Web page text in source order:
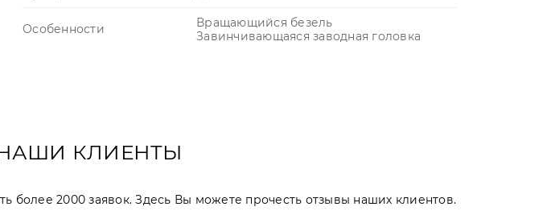
Особенности
Вращающийся безель
Завинчивающаяся заводная головка
КЛИЕНТЫ
более 2000 заявок. Здесь Вы можете прочесть отзывы наших клиентов.